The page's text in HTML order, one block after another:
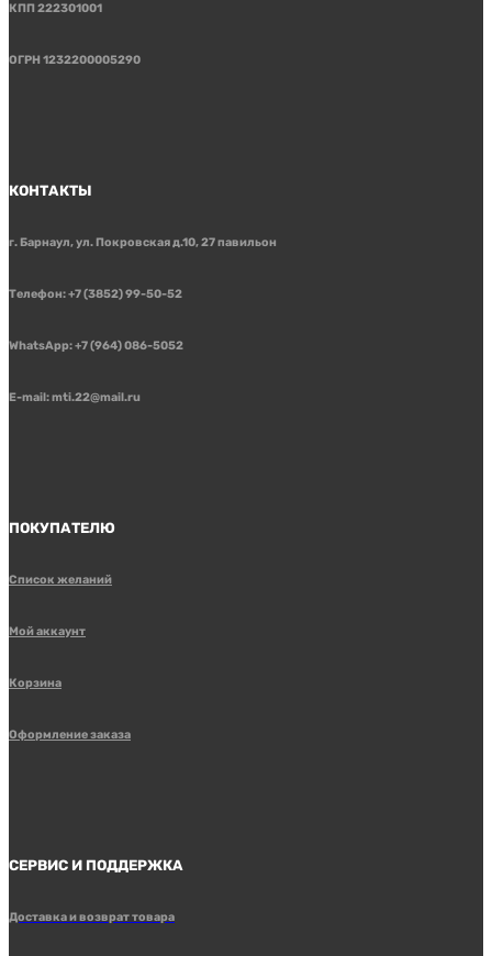
КПП 222301001
ОГРН 1232200005290
КОНТАКТЫ
г. Барнаул, ул. Покровская д.10, 27 павильон
Телефон: +7 (3852) 99-50-52
WhatsApp: +7 (964) 086-5052
E-mail: mti.22@mail.ru
ПОКУПАТЕЛЮ
Список желаний
Мой аккаунт
Корзина
Оформление заказа
СЕРВИС И ПОДДЕРЖКА
Доставка и возврат товара